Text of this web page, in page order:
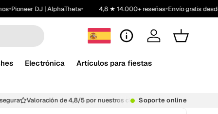
•Pioneer DJ | AlphaTheta• 4,8 ★ 14.000+ reseñas•Envío gratis desde
Atención al cliente
Iniciar sesión
Carrito
Electrónica Artículos para fiestas
segura Valoración de 4,8/5 por nuestros clientes 800.000+
Soporte online